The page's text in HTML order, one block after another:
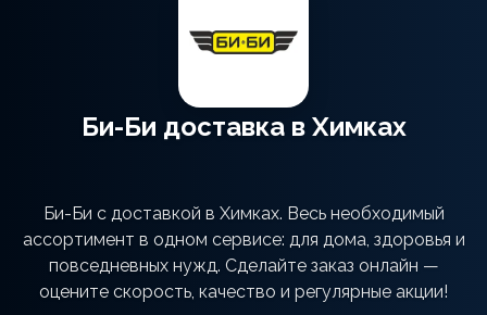
Би-Би доставка в Химках
Би-Би с доставкой в Химках. Весь необходимый
ассортимент в одном сервисе: для дома, здоровья и
повседневных нужд. Сделайте заказ онлайн —
оцените скорость, качество и регулярные акции!